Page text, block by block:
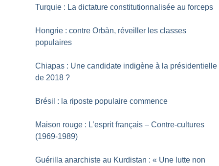
Turquie : La dictature constitutionnalisée au forceps
Hongrie : contre Orbàn, réveiller les classes
populaires
Chiapas : Une candidate indigène à la présidentielle
de 2018 ?
Brésil : la riposte populaire commence
Maison rouge : L’esprit français – Contre-cultures
(1969-1989)
Guérilla anarchiste au Kurdistan : « Une lutte non